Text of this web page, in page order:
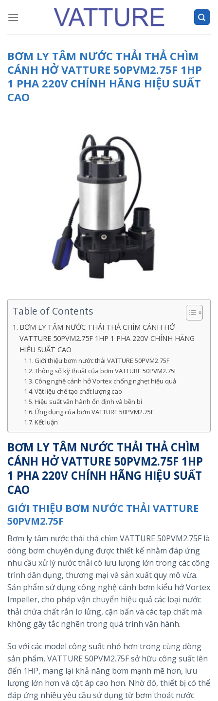
BƠM LY TÂM NƯỚC THẢI THẢ CHÌM
CÁNH HỞ VATTURE 50PVM2.75F 1HP
1 PHA 220V CHÍNH HÃNG HIỆU SUẤT
CAO
Table of Contents
BƠM LY TÂM NƯỚC THẢI THẢ CHÌM CÁNH HỞ
VATTURE 50PVM2.75F 1HP 1 PHA 220V CHÍNH HÃNG
HIỆU SUẤT CAO
Giới thiệu bơm nước thải VATTURE 50PVM2.75F
Thông số kỹ thuật của bơm VATTURE 50PVM2.75F
Công nghệ cánh hở Vortex chống nghẹt hiệu quả
Vật liệu chế tạo chất lượng cao
Hiệu suất vận hành ổn định và bền bỉ
Ứng dụng của bơm VATTURE 50PVM2.75F
Kết luận
BƠM LY TÂM NƯỚC THẢI THẢ CHÌM
CÁNH HỞ VATTURE 50PVM2.75F 1HP
1 PHA 220V CHÍNH HÃNG HIỆU SUẤT
CAO
GIỚI THIỆU BƠM NƯỚC THẢI VATTURE
50PVM2.75F
Bơm ly tâm nước thải thả chìm VATTURE 50PVM2.75F là
dòng bơm chuyên dụng được thiết kế nhằm đáp ứng
nhu cầu xử lý nước thải có lưu lượng lớn trong các công
trình dân dụng, thương mại và sản xuất quy mô vừa.
Sản phẩm sử dụng công nghệ cánh bơm kiểu hở Vortex
Impeller, cho phép vận chuyển hiệu quả các loại nước
thải chứa chất rắn lơ lửng, cặn bẩn và các tạp chất mà
không gây tắc nghẽn trong quá trình vận hành.
So với các model công suất nhỏ hơn trong cùng dòng
sản phẩm, VATTURE 50PVM2.75F sở hữu công suất lên
đến 1HP, mang lại khả năng bơm mạnh mẽ hơn, lưu
lượng lớn hơn và cột áp cao hơn. Nhờ đó, thiết bị có thể
đáp ứng nhiều yêu cầu sử dụng từ bơm thoát nước